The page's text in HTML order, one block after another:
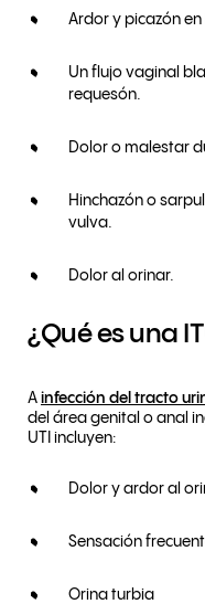
Ardor y picazón
Un flujo vaginal
requesón.
Dolor o malestar
Hinchazón o
vulva.
Dolor al orinar.
¿Qué es una
A infección del tracto
del área genital o anal
UTI incluyen:
Dolor y ardor al
Sensación
Orina turbia